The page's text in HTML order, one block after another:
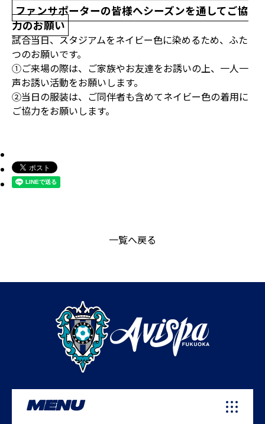
ファンサポーターの皆様へシーズンを通してご協
力のお願い
試合当日、スタジアムをネイビー色に染めるため、ふた
つのお願いです。
①ご来場の際は、ご家族やお友達をお誘いの上、一人一
声お誘い活動をお願いします。
②当日の服装は、ご同伴者も含めてネイビー色の着用に
ご協力をお願いします。
一覧へ戻る
MENU